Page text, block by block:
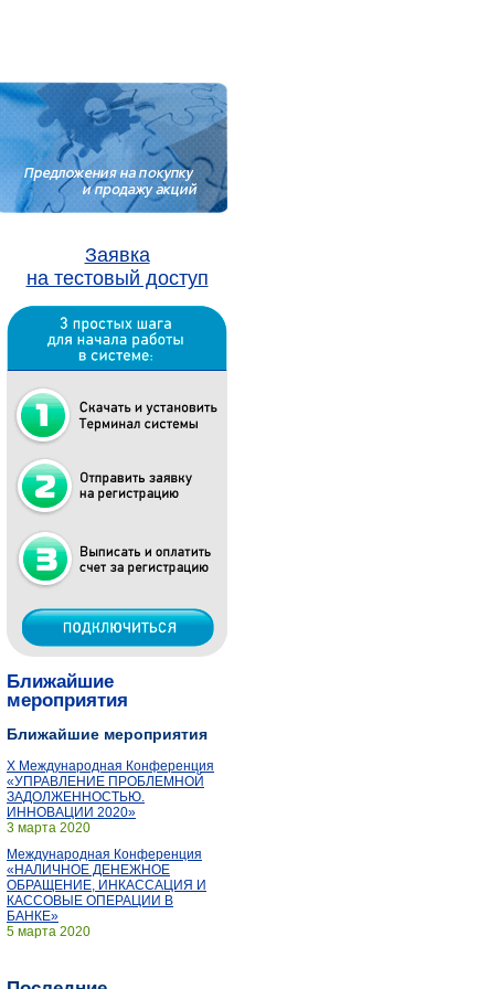
Заявка
на тестовый доступ
Ближайшие
мероприятия
Ближайшие мероприятия
X Международная Конференция
«УПРАВЛЕНИЕ ПРОБЛЕМНОЙ
ЗАДОЛЖЕННОСТЬЮ.
ИННОВАЦИИ 2020»
3 марта 2020
Международная Конференция
«НАЛИЧНОЕ ДЕНЕЖНОЕ
ОБРАЩЕНИЕ, ИНКАССАЦИЯ И
КАССОВЫЕ ОПЕРАЦИИ В
БАНКЕ»
5 марта 2020